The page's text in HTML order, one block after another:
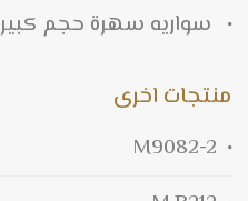
سواريه سهرة حجم كبير
منتجات اخرى
M9082-2